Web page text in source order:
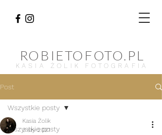
ROBIETOFOTO.PL
KASIA ŻOLIK FOTOGRAFIA
Post
Wszystkie posty
Wszystkie posty
Kasia Żolik
3 sty 2021